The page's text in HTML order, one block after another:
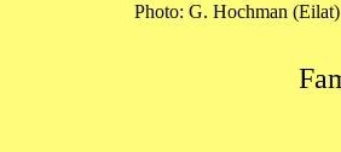
Photo: G. Hochman (Eilat)